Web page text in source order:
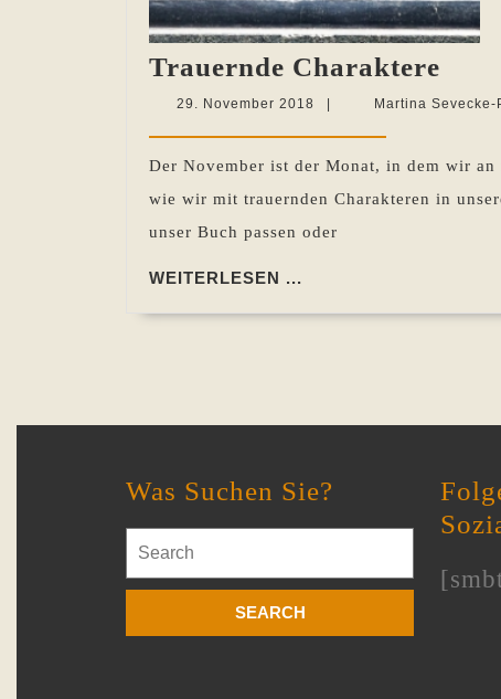
Trauernde Charaktere
29. November 2018 29.
2018
Martina Sevecke-
Der November ist der Monat, in dem wir an
wie wir mit trauernden Charakteren in
unser Buch passen oder
WEITERLESEN ...
Was Suchen Sie?
for: